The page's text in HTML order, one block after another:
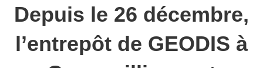
Depuis le 26 décembre,
l’entrepôt de GEODIS à